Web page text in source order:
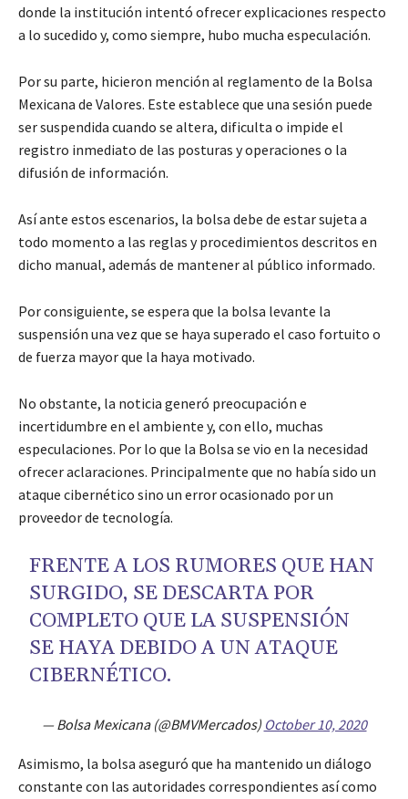
donde la institución intentó ofrecer explicaciones respecto
a lo sucedido y, como siempre, hubo mucha especulación.
Por su parte, hicieron mención al reglamento de la Bolsa
Mexicana de Valores. Este establece que una sesión puede
ser suspendida cuando se altera, dificulta o impide el
registro inmediato de las posturas y operaciones o la
difusión de información.
Así ante estos escenarios, la bolsa debe de estar sujeta a
todo momento a las reglas y procedimientos descritos en
dicho manual, además de mantener al público informado.
Por consiguiente, se espera que la bolsa levante la
suspensión una vez que se haya superado el caso fortuito o
de fuerza mayor que la haya motivado.
No obstante, la noticia generó preocupación e
incertidumbre en el ambiente y, con ello, muchas
especulaciones. Por lo que la Bolsa se vio en la necesidad
ofrecer aclaraciones. Principalmente que no había sido un
ataque cibernético sino un error ocasionado por un
proveedor de tecnología.
FRENTE A LOS RUMORES QUE HAN
SURGIDO, SE DESCARTA POR
COMPLETO QUE LA SUSPENSIÓN
SE HAYA DEBIDO A UN ATAQUE
CIBERNÉTICO.
— Bolsa Mexicana (@BMVMercados) October 10, 2020
Asimismo, la bolsa aseguró que ha mantenido un diálogo
constante con las autoridades correspondientes así como